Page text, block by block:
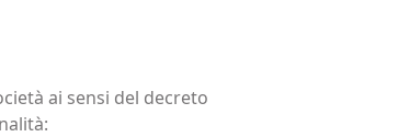
ai sensi del decreto